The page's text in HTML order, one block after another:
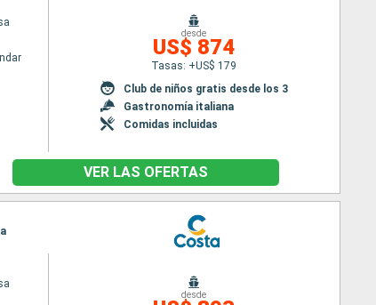
desde
US$ 874
Tasas: +US$ 179
Club de niños gratis desde los 3
Gastronomía italiana
Comidas incluidas
VER LAS OFERTAS
desde